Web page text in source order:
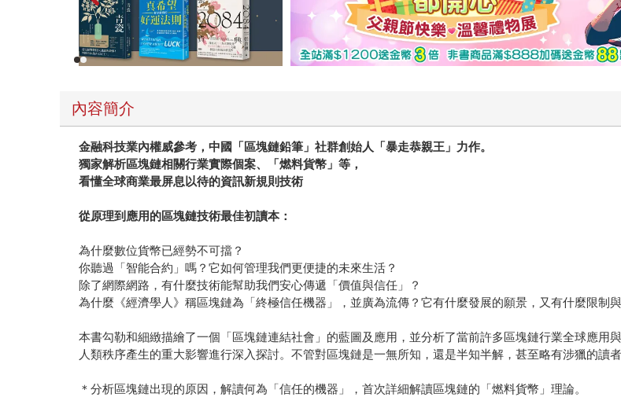
內容簡介
金融科技業內權威參考，中國「區塊鏈鉛筆」社群創始人「暴走恭親王」力作。
獨家解析區塊鏈相關行業實際個案、「燃料貨幣」等，
看懂全球商業最屏息以待的資訊新規則技術
從原理到應用的區塊鏈技術最佳初讀本：
為什麼數位貨幣已經勢不可擋？
你聽過「智能合約」嗎？它如何管理我們更便捷的未來生活？
除了網際網路，有什麼技術能幫助我們安心傳遞「價值與信任」？
為什麼《經濟學人》稱區塊鏈為「終極信任機器」，並廣為流傳？它有什麼發展的願景，又有什麼限制
本書勾勒和細緻描繪了一個「區塊鏈連結社會」的藍圖及應用，並分析了當前許多區塊鏈行業全球應用
人類秩序產生的重大影響進行深入探討。不管對區塊鏈是一無所知，還是半知半解，甚至略有涉獵的讀
＊分析區塊鏈出現的原因，解讀何為「信任的機器」，首次詳細解讀區塊鏈的「燃料貨幣」理論。